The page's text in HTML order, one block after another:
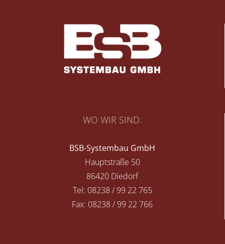
WO WIR SIND:
BSB-Systembau GmbH
Hauptstraße 50
86420 Diedorf
Tel: 08238 / 99 22 765
Fax: 08238 / 99 22 766